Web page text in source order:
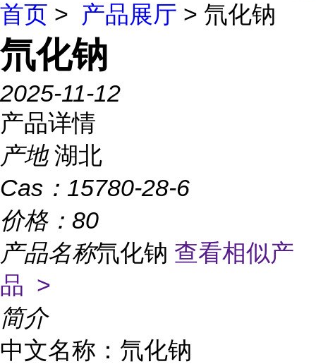
首页 > 产品展厅 > 氘化钠
氘化钠
2025-11-12
产品详情
产地 湖北
Cas： 15780-28-6
价格： 80
产品名称氘化钠 查看相似产
品 >
简介
中文名称：氘化钠